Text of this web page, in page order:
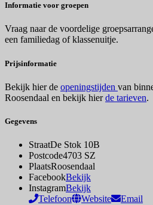
Informatie voor groepen
Vraag naar de voordelige
een familiedag of klassenuitje.
Prijsinformatie
Bekijk hier de openingstijden van
Roosendaal en bekijk hierde tarieven.
Gegevens
StraatDe Stok 10B
Postcode4703 SZ
PlaatsRoosendaal
FacebookBekijk
InstagramBekijk
Telefoon
Website Email